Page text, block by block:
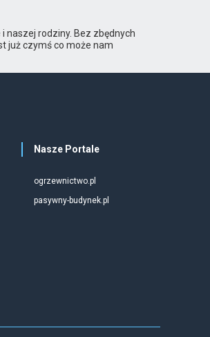
naszej rodziny. Bez zbędnych
już czymś co może nam
Nasze Portale
ogrzewnictwo.pl
pasywny-budynek.pl